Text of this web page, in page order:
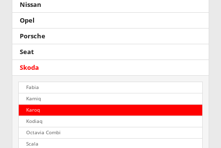
Nissan
Opel
Porsche
Seat
Skoda
Fabia
Kamiq
Karoq
Kodiaq
Octavia Combi
Scala